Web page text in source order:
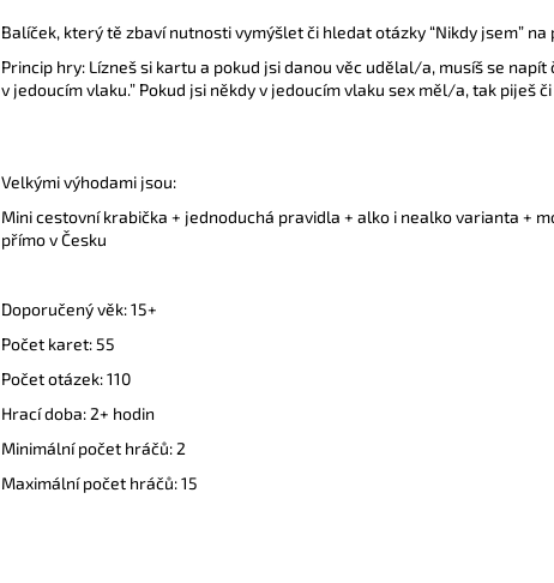
Balíček, který tě zbaví nutnosti vymýšlet či hledat otázky “Nikdy jsem” na
Princip hry: Lízneš si kartu a pokud jsi danou věc udělal/a, musíš se napít
v jedoucím vlaku.” Pokud jsi někdy v jedoucím vlaku sex měl/a, tak piješ
Velkými výhodami jsou:
Mini cestovní krabička + jednoduchá pravidla + alko i nealko varianta +
přímo v Česku
Doporučený věk: 15+
Počet karet: 55
Počet otázek: 110
Hrací doba: 2+ hodin
Minimální počet hráčů: 2
Maximální počet hráčů: 15